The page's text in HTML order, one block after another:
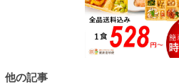
の記事